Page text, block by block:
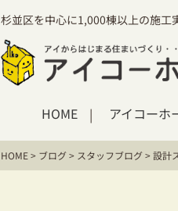
杉並区を中心に1,000棟以上の施工
HOME アイコーホ
HOME> ブログ> スタッフブログ>設計